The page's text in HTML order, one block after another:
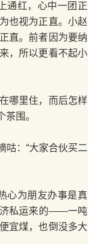
红，心中一团正
也视为正直。小赵
直。前者因为要纳
，所以更看不起小
哪里住，而后怎样
围。
：“大家合伙买二
为朋友办事是真
济私运来的——一吨
宜煤，也倒没多大